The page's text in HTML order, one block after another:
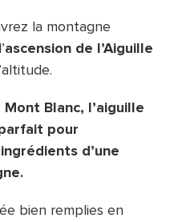
la montagne
ascension de l’Aiguille
Blanc, l’aiguille
pour
d’une
bien remplies en